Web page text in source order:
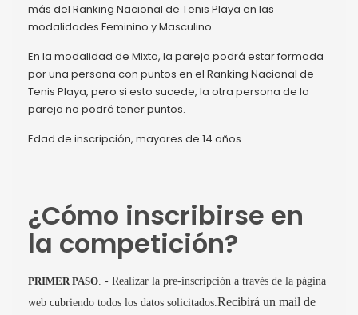
más del Ranking Nacional de Tenis Playa en las
modalidades Feminino y Masculino
En la modalidad de Mixta, la pareja podrá estar formada
por una persona con puntos en el Ranking Nacional de
Tenis Playa, pero si esto sucede, la otra persona de la
pareja no podrá tener puntos.
Edad de inscripción, mayores de 14 años.
¿Cómo inscribirse en
la competición?
PRIMER PASO . - Realizar la pre-inscripción a través de la página
web cubriendo todos los datos solicitados. Recibirá un mail de